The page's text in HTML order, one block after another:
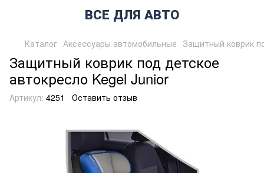
ВСЕ ДЛЯ АВТО
Каталог Аксессуары автомобильные Защитный коврик
Защитный коврик под детское
автокресло Kegel Junior
Артикул: 4251 Оставить отзыв